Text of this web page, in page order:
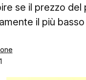
se il prezzo
il più